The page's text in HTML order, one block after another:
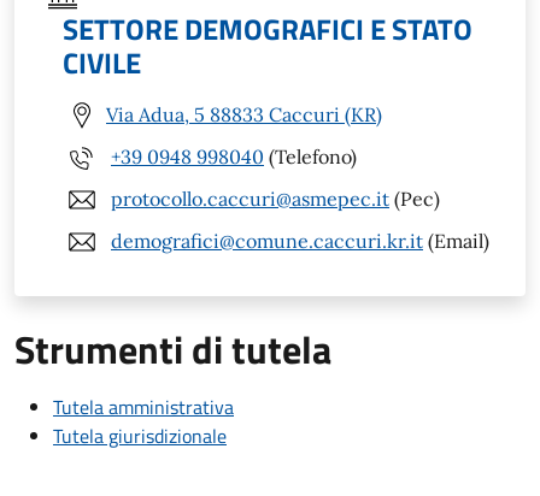
SETTORE DEMOGRAFICI E STATO
CIVILE
Via Adua, 5 88833 Caccuri (KR)
+39 0948 998040 (Telefono)
protocollo.caccuri@asmepec.it (Pec)
demografici@comune.caccuri.kr.it (Email)
Strumenti di tutela
Tutela amministrativa
Tutela giurisdizionale